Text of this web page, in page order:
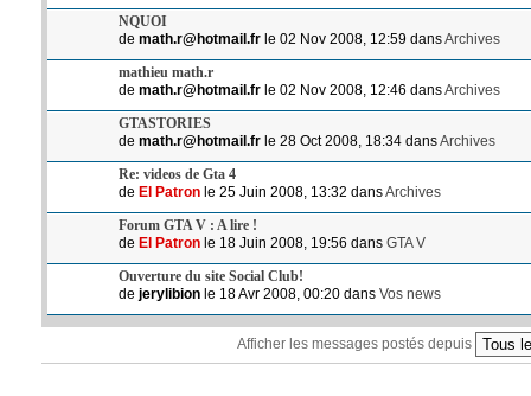
NQUOI
de math.r@hotmail.frle 02 Nov 2008, 12:59 dansArchives
mathieu math.r
de math.r@hotmail.frle 02 Nov 2008, 12:46 dansArchives
GTASTORIES
de math.r@hotmail.frle 28 Oct 2008, 18:34 dansArchives
Re: videos de Gta 4
de El Patronle 25 Juin 2008, 13:32 dansArchives
Forum GTA V : A lire !
de El Patronle 18 Juin 2008, 19:56 dans GTA V
Ouverture du site Social Club!
de jerylibionle 18 Avr 2008, 00:20 dans Vos news
Afficher les messages postés depuis